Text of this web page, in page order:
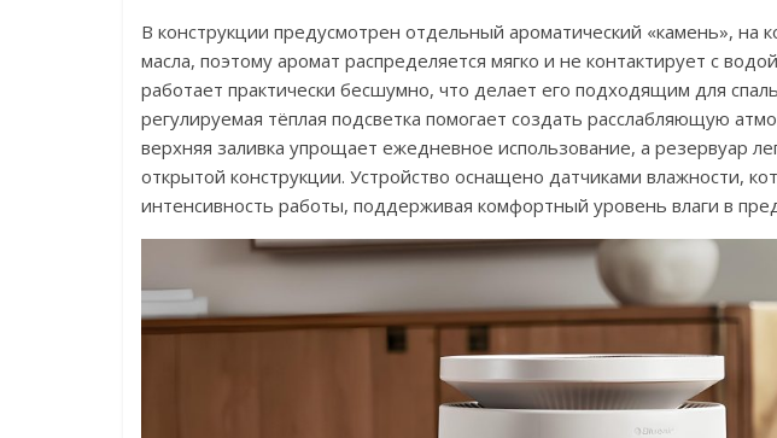
В конструкции предусмотрен отдельный ароматический «камень», на
масла, поэтому аромат распределяется мягко и не контактирует с
работает практически бесшумно, что делает его подходящим для
регулируемая тёплая подсветка помогает создать расслабляющую
верхняя заливка упрощает ежедневное использование, а резервуар
открытой конструкции. Устройство оснащено датчиками влажности,
интенсивность работы, поддерживая комфортный уровень влаги в